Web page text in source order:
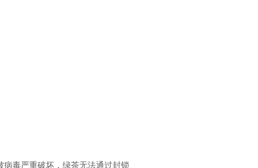
毒严重破坏，绿茶无法通过封锁